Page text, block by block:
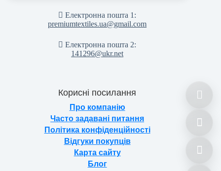
Електронна пошта 1:
premiumtextiles.ua@gmail.com
Електронна пошта 2:
141296@ukr.net
Корисні посилання
Про компанію
Часто задавані питання
Політика конфіденційності
Відгуки покупців
Карта сайту
Блог